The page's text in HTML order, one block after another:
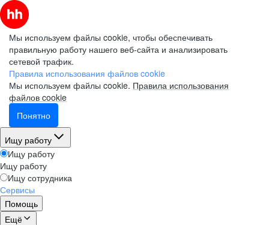
Мы используем файлы cookie, чтобы обеспечивать
правильную работу нашего веб-сайта и анализировать
сетевой трафик.
Правила использования файлов cookie
Мы используем файлы cookie. Правила использования
файлов cookie
Понятно
Ищу работу
Ищу работу
Ищу работу
Ищу сотрудника
Сервисы
Помощь
Ещё